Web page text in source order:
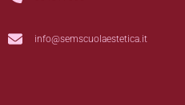
info@semscuolaestetica.it